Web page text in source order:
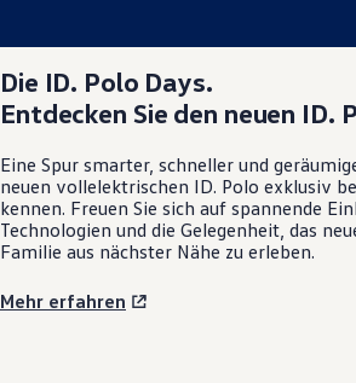
Die ID. Polo Days.
Entdecken Sie den neuen ID.
Eine Spur smarter, schneller und
neuen vollelektrischen ID. Polo exklusiv
kennen. Freuen Sie sich auf spannende
Technologien und die Gelegenheit, das
Familie aus nächster Nähe zu erleben.
Mehr erfahren